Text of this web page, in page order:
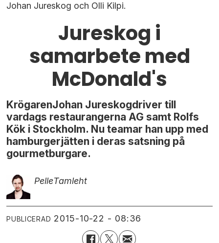
Johan Jureskog och Olli Kilpi.
Jureskog i
samarbete med
McDonald's
KrögarenJohan Jureskogdriver till
vardags restaurangerna AG samt Rolfs
Kök i Stockholm. Nu teamar han upp med
hamburgerjätten i deras satsning på
gourmetburgare.
PelleTamleht
PUBLICERAD 2015-10-22 - 08:36